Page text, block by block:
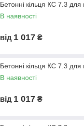
Бетонні кільця КС 7.3 для
В наявності
від 1 017 ₴
Бетонні кільця КС 7.3 для
В наявності
від 1 017 ₴